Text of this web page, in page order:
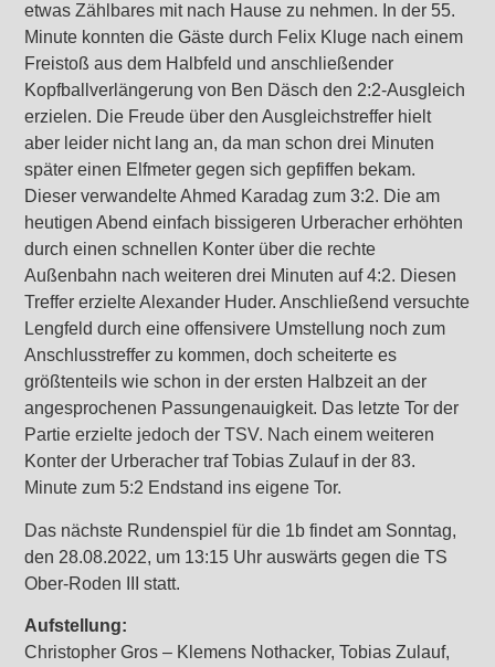
etwas Zählbares mit nach Hause zu nehmen. In der 55.
Minute konnten die Gäste durch Felix Kluge nach einem
Freistoß aus dem Halbfeld und anschließender
Kopfballverlängerung von Ben Däsch den 2:2-Ausgleich
erzielen. Die Freude über den Ausgleichstreffer hielt
aber leider nicht lang an, da man schon drei Minuten
später einen Elfmeter gegen sich gepfiffen bekam.
Dieser verwandelte Ahmed Karadag zum 3:2. Die am
heutigen Abend einfach bissigeren Urberacher erhöhten
durch einen schnellen Konter über die rechte
Außenbahn nach weiteren drei Minuten auf 4:2. Diesen
Treffer erzielte Alexander Huder. Anschließend versuchte
Lengfeld durch eine offensivere Umstellung noch zum
Anschlusstreffer zu kommen, doch scheiterte es
größtenteils wie schon in der ersten Halbzeit an der
angesprochenen Passungenauigkeit. Das letzte Tor der
Partie erzielte jedoch der TSV. Nach einem weiteren
Konter der Urberacher traf Tobias Zulauf in der 83.
Minute zum 5:2 Endstand ins eigene Tor.
Das nächste Rundenspiel für die 1b findet am Sonntag,
den 28.08.2022, um 13:15 Uhr auswärts gegen die TS
Ober-Roden III statt.
Aufstellung:
Christopher Gros – Klemens Nothacker, Tobias Zulauf,